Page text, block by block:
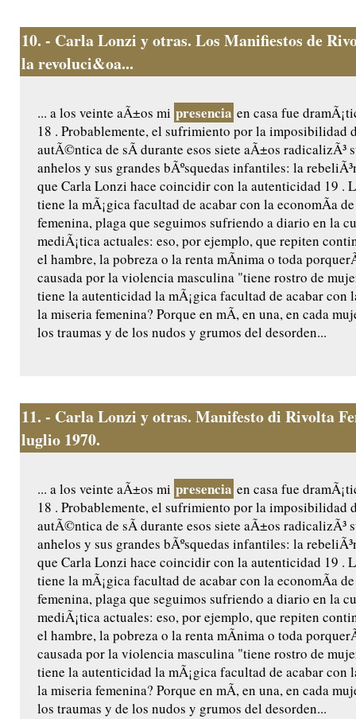
10. - Carla Lonzi y otras. Los Manifiestos de
la revoluci&oa...
... a los veinte aÃ±os mi presencia en casa fue
18 . Probablemente, el sufrimiento por la imposibilidad
autÃ©ntica de sÃ­ durante esos siete aÃ±os radicalizÃ³
anhelos y sus grandes bÃºsquedas infantiles: la
que Carla Lonzi hace coincidir con la autenticidad 19 .
tiene la mÃ¡gica facultad de acabar con la economÃ­a
femenina, plaga que seguimos sufriendo a diario en la
mediÃ¡tica actuales: eso, por ejemplo, que repiten
el hambre, la pobreza o la renta mÃ­nima o toda
causada por la violencia masculina "tiene rostro de
tiene la autenticidad la mÃ¡gica facultad de acabar con
la miseria femenina? Porque en mÃ­, en una, en cada
los traumas y de los nudos y grumos del desorden...
11. - Carla Lonzi y otras. Manifesto di Rivolta
luglio 1970.
... a los veinte aÃ±os mi presencia en casa fue
18 . Probablemente, el sufrimiento por la imposibilidad
autÃ©ntica de sÃ­ durante esos siete aÃ±os radicalizÃ³
anhelos y sus grandes bÃºsquedas infantiles: la
que Carla Lonzi hace coincidir con la autenticidad 19 .
tiene la mÃ¡gica facultad de acabar con la economÃ­a
femenina, plaga que seguimos sufriendo a diario en la
mediÃ¡tica actuales: eso, por ejemplo, que repiten
el hambre, la pobreza o la renta mÃ­nima o toda
causada por la violencia masculina "tiene rostro de
tiene la autenticidad la mÃ¡gica facultad de acabar con
la miseria femenina? Porque en mÃ­, en una, en cada
los traumas y de los nudos y grumos del desorden...